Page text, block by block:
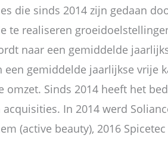
die sinds 2014 zijn gedaan
te realiseren
naar een gemiddelde
een gemiddelde jaarlijkse vrije
omzet. Sinds 2014 heeft het
acquisities. In 2014 werd
(active beauty), 2016